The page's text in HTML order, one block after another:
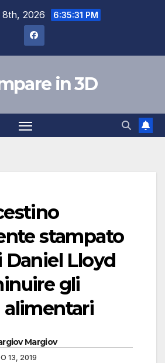
8th, 2026 6:35:31 PM
in 3D
stampato
Daniel Lloyd
gli
alimentari
Margiov
13, 2019